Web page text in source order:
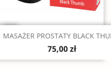
Szybki podgląd
MASAŻER PROSTATY BLACK
75,00 zł